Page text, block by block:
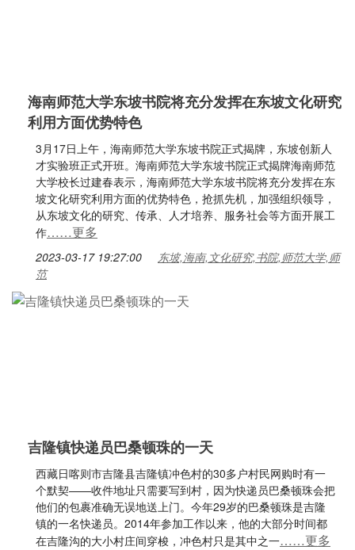
海南师范大学东坡书院将充分发挥在东坡文化研究
利用方面优势特色
3月17日上午，海南师范大学东坡书院正式揭牌，东坡创新人
才实验班正式开班。海南师范大学东坡书院正式揭牌海南师范
大学校长过建春表示，海南师范大学东坡书院将充分发挥在东
坡文化研究利用方面的优势特色，抢抓先机，加强组织领导，
从东坡文化的研究、传承、人才培养、服务社会等方面开展工
作……更多
2023-03-17 19:27:00
东坡,海南,文化研究,书院,师范大学,师
范
吉隆镇快递员巴桑顿珠的一天
西藏日喀则市吉隆县吉隆镇冲色村的30多户村民网购时有一
个默契——收件地址只需要写到村，因为快递员巴桑顿珠会把
他们的包裹准确无误地送上门。今年29岁的巴桑顿珠是吉隆
镇的一名快递员。2014年参加工作以来，他的大部分时间都
在吉隆沟的大小村庄间穿梭，冲色村只是其中之一……更多